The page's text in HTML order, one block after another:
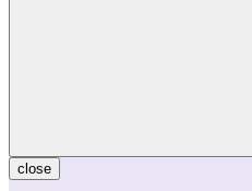
close